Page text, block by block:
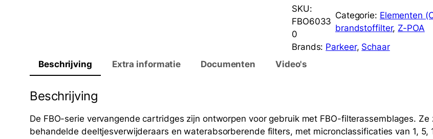
c
o
r
F
O
3
0
SKU:
FBO6033
0
Categorie: Elementen
brandstoffilter, Z-POA
Brands: Parkeer, Schaar
Beschrijving
Extra informatie Documenten Video's
Beschrijving
De FBO-serie vervangende cartridges zijn ontworpen voor gebruik met FBO-filterassemblages.
behandelde deeltjesverwijderaars en waterabsorberende filters, met micronclassificaties van 1, 5,